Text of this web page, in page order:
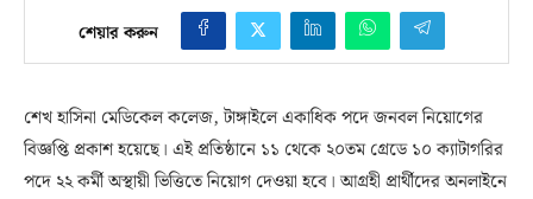
শেয়ার করুন
শেখ হাসিনা মেডিকেল কলেজ, টাঙ্গাইলে একাধিক পদে জনবল নিয়োগের
বিজ্ঞপ্তি প্রকাশ হয়েছে। এই প্রতিষ্ঠানে ১১ থেকে ২০তম গ্রেডে ১০ ক্যাটাগরির
পদে ২২ কর্মী অস্থায়ী ভিত্তিতে নিয়োগ দেওয়া হবে। আগ্রহী প্রার্থীদের অনলাইনে